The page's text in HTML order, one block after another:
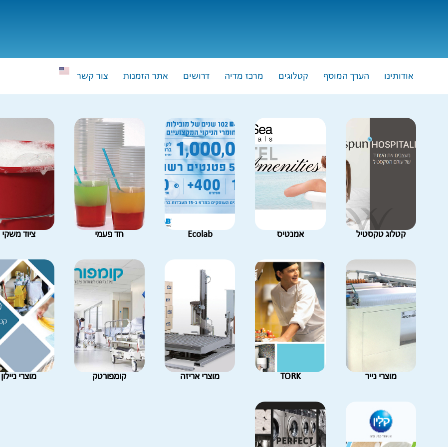
אודותינו הערך המוסף קטלוגים מרכז מדיה דרושים אתר הזמנות צור קשר
קטלוג טקסטיל אמנטיס Ecolab חד פעמי ציוד משקי
מוצרי נייר TORK מוצרי אריזה קומפורטק מוצרי ניילון